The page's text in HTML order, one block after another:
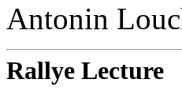
Antonin
Rallye Lecture